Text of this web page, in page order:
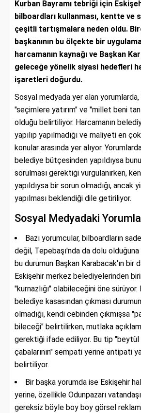
Kurban Bayramı tebriği için
bilboardları kullanması, kentte ve
çeşitli tartışmalara neden oldu.
başkanının bu ölçekte bir
harcamanın kaynağı ve Başkan
geleceğe yönelik siyasi hedefleri
işaretleri doğurdu.
Sosyal medyada yer alan yorumlarda,
"seçimlere yatırım" ve "millet beni
olduğu belirtiliyor. Harcamanın
yapılıp yapılmadığı ve maliyeti en
konular arasında yer alıyor.
belediye bütçesinden yapıldıysa
sorulması gerektiği vurgulanırken,
yapıldıysa bir sorun olmadığı, ancak
yapılması beklendiği dile getiriliyor.
Sosyal Medyadaki
Bazı yorumcular, bilboardların
değil, Tepebaşı'nda da dolu
bu durumun Başkan Karabacak'ın bir
Eskişehir merkez belediyelerinden
"kurnazlığı" olabileceğini öne sürüyor.
belediye kasasından çıkması
olmadığı, kendi cebinden çıkmışsa
bileceği" belirtilirken, mutlaka
gerektiği ifade ediliyor. Bu tip "beytül
çabalarının" sempati yerine antipati
belirtiliyor.
Bir başka yorumda ise Eskişehir
yerine, özellikle Odunpazarı
gereksiz böyle boy boy görsel reklam